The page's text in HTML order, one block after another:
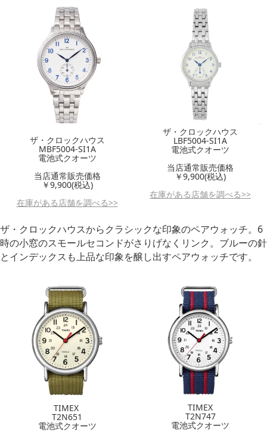
ザ・クロックハウス
MBF5004-SI1A
電池式クオーツ
当店通常販売価格
￥9,900(税込)
在庫がある店舗を調べる>>
ザ・クロックハウス
LBF5004-SI1A
電池式クオーツ
当店通常販売価格
￥9,900(税込)
在庫がある店舗を調べる>>
ザ・クロックハウスからクラシックな印象のペアウォッチ。6
時の小窓のスモールセコンドがさりげなくリンク。ブルーの針
とインデックスも上品な印象を醸し出すペアウォッチです。
TIMEX
T2N651
電池式クオーツ
TIMEX
T2N747
電池式クオーツ